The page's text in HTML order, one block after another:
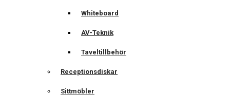
Whiteboard
AV-Teknik
Taveltillbehör
Receptionsdiskar
Sittmöbler